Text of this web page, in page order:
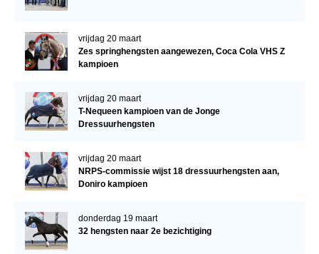
vrijdag 20 maart
Zes springhengsten aangewezen, Coca Cola VHS Z
kampioen
vrijdag 20 maart
T-Nequeen kampioen van de Jonge
Dressuurhengsten
vrijdag 20 maart
NRPS-commissie wijst 18 dressuurhengsten aan,
Doniro kampioen
donderdag 19 maart
32 hengsten naar 2e bezichtiging